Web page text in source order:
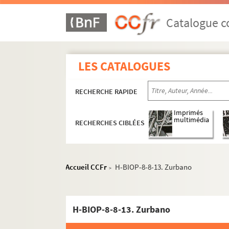
Catalogue
LES CATALOGUES
RECHERCHE RAPIDE
RECHERCHES CIBLÉES
Imprimés
multimédia
Accueil CCFr > H-BIOP-8-8-13. Zurbano
H-BIOP-8-8-13. Zurbano